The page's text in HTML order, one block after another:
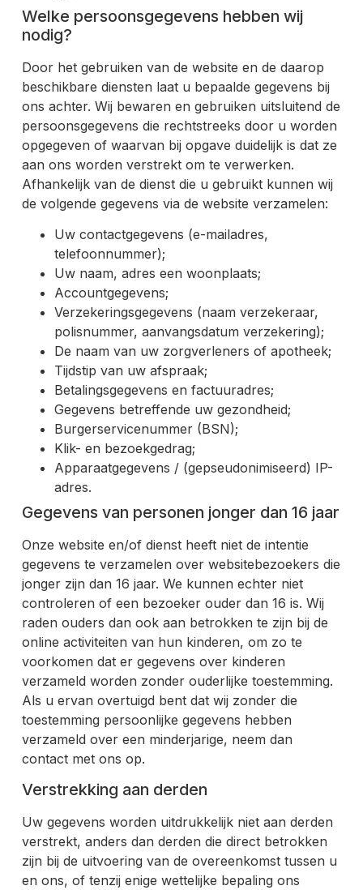
Welke persoonsgegevens hebben wij
nodig?
Door het gebruiken van de website en de daarop
beschikbare diensten laat u bepaalde gegevens bij
ons achter. Wij bewaren en gebruiken uitsluitend de
persoonsgegevens die rechtstreeks door u worden
opgegeven of waarvan bij opgave duidelijk is dat ze
aan ons worden verstrekt om te verwerken.
Afhankelijk van de dienst die u gebruikt kunnen wij
de volgende gegevens via de website verzamelen:
Uw contactgegevens (e-mailadres,
telefoonnummer);
Uw naam, adres een woonplaats;
Accountgegevens;
Verzekeringsgegevens (naam verzekeraar,
polisnummer, aanvangsdatum verzekering);
De naam van uw zorgverleners of apotheek;
Tijdstip van uw afspraak;
Betalingsgegevens en factuuradres;
Gegevens betreffende uw gezondheid;
Burgerservicenummer (BSN);
Klik- en bezoekgedrag;
Apparaatgegevens / (gepseudonimiseerd) IP-
adres.
Gegevens van personen jonger dan 16 jaar
Onze website en/of dienst heeft niet de intentie
gegevens te verzamelen over websitebezoekers die
jonger zijn dan 16 jaar. We kunnen echter niet
controleren of een bezoeker ouder dan 16 is. Wij
raden ouders dan ook aan betrokken te zijn bij de
online activiteiten van hun kinderen, om zo te
voorkomen dat er gegevens over kinderen
verzameld worden zonder ouderlijke toestemming.
Als u ervan overtuigd bent dat wij zonder die
toestemming persoonlijke gegevens hebben
verzameld over een minderjarige, neem dan
contact met ons op.
Verstrekking aan derden
Uw gegevens worden uitdrukkelijk niet aan derden
verstrekt, anders dan derden die direct betrokken
zijn bij de uitvoering van de overeenkomst tussen u
en ons, of tenzij enige wettelijke bepaling ons